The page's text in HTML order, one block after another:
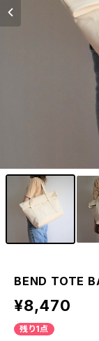
BEND TOTE
¥8,470
残り1点